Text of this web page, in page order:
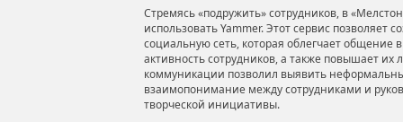
Стремясь «подружить» сотрудников, в
использовать Yammer. Этот сервис позволяет
социальную сеть, которая облегчает общение
активность сотрудников, а также повышает их
коммуникации позволил выявить
взаимопонимание между сотрудниками и
творческой инициативы.